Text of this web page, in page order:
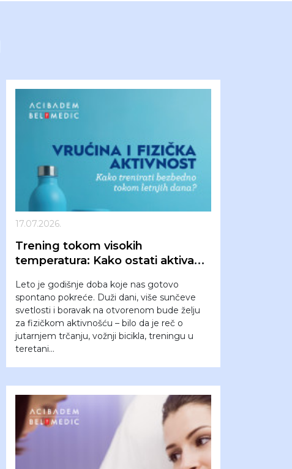
17.07.2026.
Trening tokom visokih
temperatura: Kako ostati aktivan
Leto je godišnje doba koje nas gotovo
spontano pokreće. Duži dani, više sunčeve
svetlosti i boravak na otvorenom bude želju
za fizičkom aktivnošću – bilo da je reč o
jutarnjem trčanju, vožnji bicikla, treningu u
teretani...